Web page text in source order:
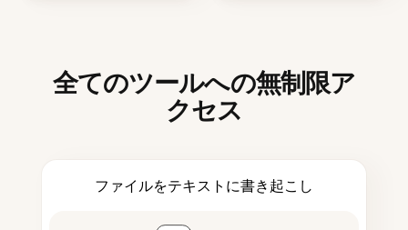
全てのツールへの無制限ア
クセス
ファイルをテキストに書き起こし